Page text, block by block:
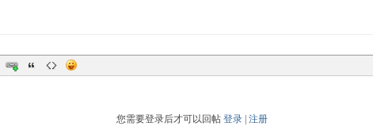
您需要登录后才可以回帖 登录 注册